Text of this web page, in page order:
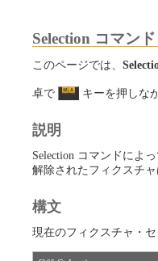
Selection コマンド
このページでは、
卓で キーを押しな
説明
Selection コマンドによ
解除されたフィクスチャ
構文
現在のフィクスチャ・